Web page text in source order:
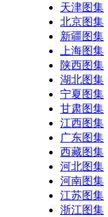
天津图集
北京图集
新疆图集
上海图集
陕西图集
湖北图集
宁夏图集
甘肃图集
江西图集
广东图集
西藏图集
河北图集
河南图集
江苏图集
浙江图集